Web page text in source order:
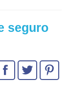
seguro